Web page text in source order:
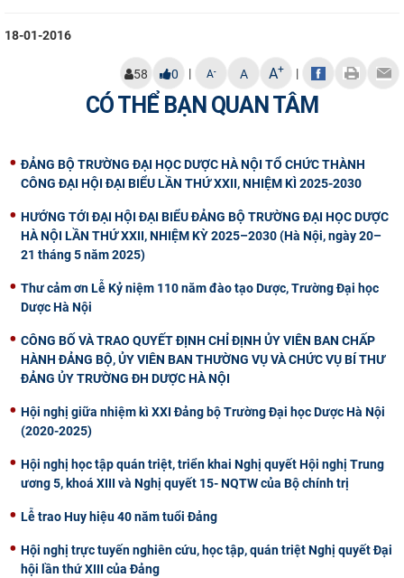
18-01-2016
58 0 | A- A A+ |
CÓ THỂ BẠN QUAN TÂM
ĐẢNG BỘ TRƯỜNG ĐẠI HỌC DƯỢC HÀ NỘI TỔ CHỨC THÀNH
CÔNG ĐẠI HỘI ĐẠI BIỂU LẦN THỨ XXII, NHIỆM KÌ 2025-2030
HƯỚNG TỚI ĐẠI HỘI ĐẠI BIỂU ĐẢNG BỘ TRƯỜNG ĐẠI HỌC DƯỢC
HÀ NỘI LẦN THỨ XXII, NHIỆM KỲ 2025–2030 (Hà Nội, ngày 20–
21 tháng 5 năm 2025)
Thư cảm ơn Lễ Kỷ niệm 110 năm đào tạo Dược, Trường Đại học
Dược Hà Nội
CÔNG BỐ VÀ TRAO QUYẾT ĐỊNH CHỈ ĐỊNH ỦY VIÊN BAN CHẤP
HÀNH ĐẢNG BỘ, ỦY VIÊN BAN THƯỜNG VỤ VÀ CHỨC VỤ BÍ THƯ
ĐẢNG ỦY TRƯỜNG ĐH DƯỢC HÀ NỘI
Hội nghị giữa nhiệm kì XXI Đảng bộ Trường Đại học Dược Hà Nội
(2020-2025)
Hội nghị học tập quán triệt, triển khai Nghị quyết Hội nghị Trung
ương 5, khoá XIII và Nghị quyết 15- NQTW của Bộ chính trị
Lễ trao Huy hiệu 40 năm tuổi Đảng
Hội nghị trực tuyến nghiên cứu, học tập, quán triệt Nghị quyết Đại
hội lần thứ XIII của Đảng